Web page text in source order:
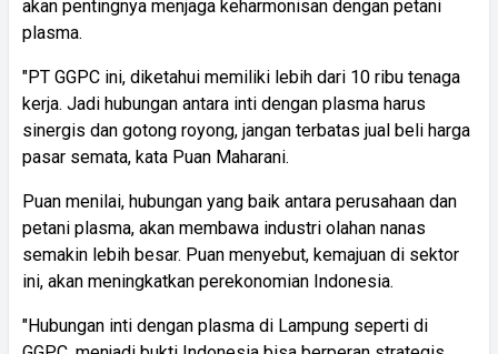
akan pentingnya menjaga keharmonisan dengan petani
plasma.
"PT GGPC ini, diketahui memiliki lebih dari 10 ribu tenaga
kerja. Jadi hubungan antara inti dengan plasma harus
sinergis dan gotong royong, jangan terbatas jual beli harga
pasar semata, kata Puan Maharani.
Puan menilai, hubungan yang baik antara perusahaan dan
petani plasma, akan membawa industri olahan nanas
semakin lebih besar. Puan menyebut, kemajuan di sektor
ini, akan meningkatkan perekonomian Indonesia.
"Hubungan inti dengan plasma di Lampung seperti di